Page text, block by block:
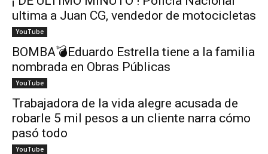
ultima a Juan CG, vendedor de motocicletas
YouTube
BOMBA💣Eduardo Estrella tiene a la familia
nombrada en Obras Públicas
YouTube
Trabajadora de la vida alegre acusada de
robarle 5 mil pesos a un cliente narra cómo
pasó todo
YouTube